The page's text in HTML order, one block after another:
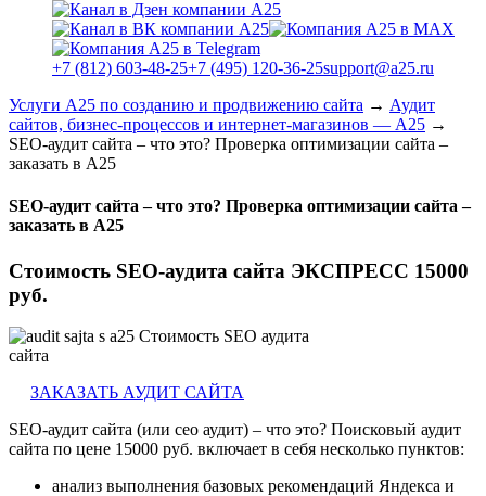
+7 (812) 603-48-25+7 (495) 120-36-25support@a25.ru
Услуги А25 по созданию и продвижению сайта → Аудит
сайтов, бизнес-процессов и интернет-магазинов — A25 →
SEO-аудит сайта – что это? Проверка оптимизации сайта –
заказать в А25
SEO-аудит сайта – что это? Проверка оптимизации сайта –
заказать в А25
Стоимость SEO-аудита сайта ЭКСПРЕСС 15000
руб.
ЗАКАЗАТЬ АУДИТ САЙТА
SEO-аудит сайта (или сео аудит) – что это? Поисковый аудит
сайта по цене 15000 руб. включает в себя несколько пунктов:
анализ выполнения базовых рекомендаций Яндекса и